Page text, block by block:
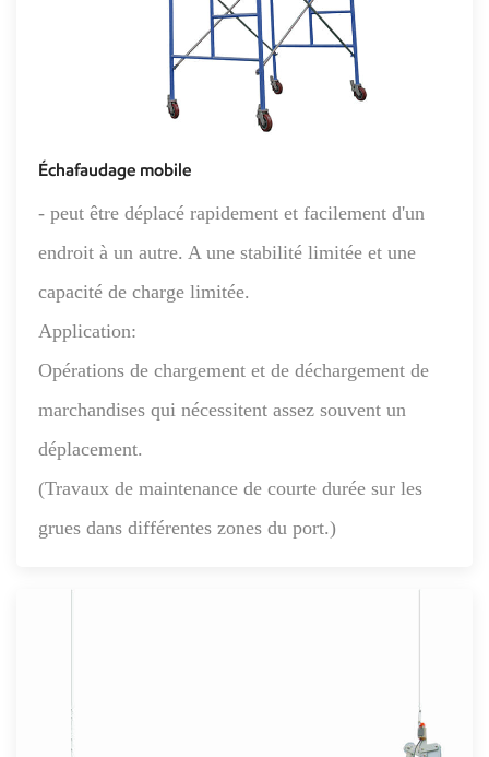
Échafaudage mobile
- peut être déplacé rapidement et facilement d'un
endroit à un autre. A une stabilité limitée et une
capacité de charge limitée.
Application:
Opérations de chargement et de déchargement de
marchandises qui nécessitent assez souvent un
déplacement.
(Travaux de maintenance de courte durée sur les
grues dans différentes zones du port.)